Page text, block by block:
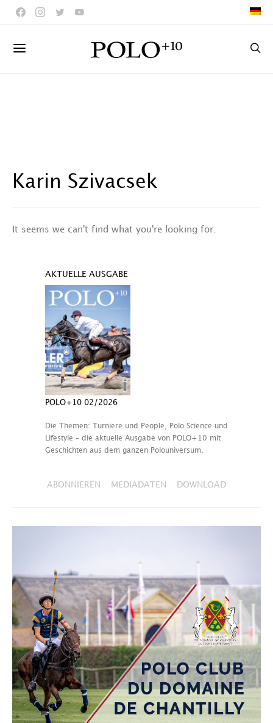
Karin Szivacsek
It seems we can't find what you're looking for.
AKTUELLE AUSGABE
POLO+10 02/2026
Die Themen: Turniere und People, Polo Science und
Lifestyle – die aktuelle Ausgabe von POLO+10 mit
Geschichten aus dem ganzen Polouniversum.
ABONNIEREN MEDIADATEN DOWNLOAD